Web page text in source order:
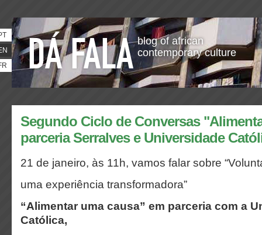
blog of african
contemporary culture
Segundo Ciclo de Conversas
parceria Serralves e Universidade
21 de janeiro, às 11h, vamos falar sobre
uma experiência transformadora”
“Alimentar uma causa” em parceria com a
Católica,